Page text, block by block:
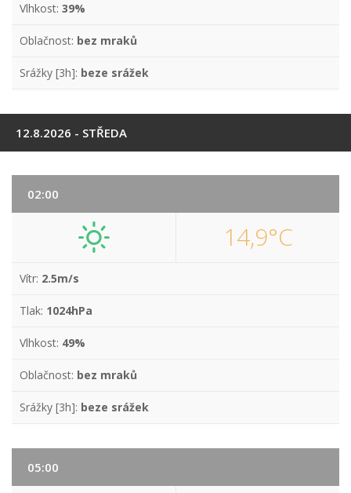
Vlhkost: 39%
Oblačnost: bez mraků
Srážky [3h]: beze srážek
12.8.2026 - STŘEDA
02:00
14,9°C
Vítr: 2.5m/s
Tlak: 1024hPa
Vlhkost: 49%
Oblačnost: bez mraků
Srážky [3h]: beze srážek
05:00